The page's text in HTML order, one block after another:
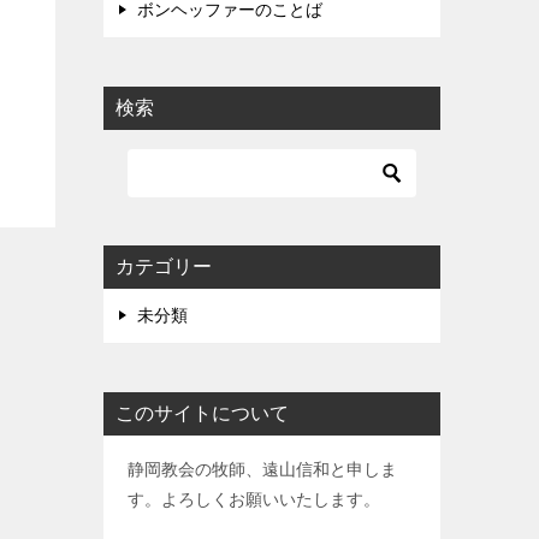
ボンヘッファーのことば
検索
カテゴリー
未分類
このサイトについて
静岡教会の牧師、遠山信和と申しま
す。よろしくお願いいたします。